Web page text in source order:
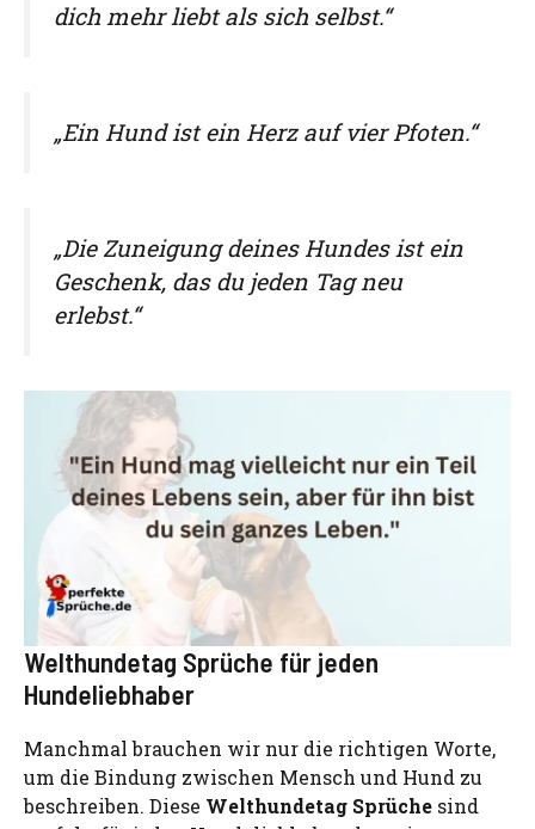
dich mehr liebt als sich selbst.“
„Ein Hund ist ein Herz auf vier Pfoten.“
„Die Zuneigung deines Hundes ist ein
Geschenk, das du jeden Tag neu
erlebst.“
Welthundetag Sprüche für jeden
Hundeliebhaber
Manchmal brauchen wir nur die richtigen Worte,
um die Bindung zwischen Mensch und Hund zu
beschreiben. Diese Welthundetag Sprüche sind